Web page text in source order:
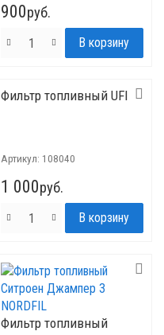
900руб.
Фильтр топливный UFI
Артикул: 108040
1 000руб.
Фильтр топливный